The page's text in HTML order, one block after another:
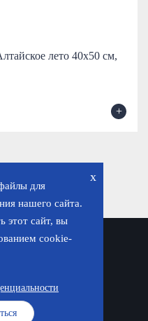
лето 40х50 см,
+
x
для
нашего сайта.
этот сайт, вы
cookie-